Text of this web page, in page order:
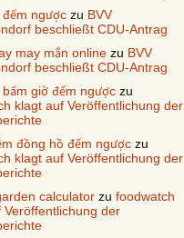
ngược zu BVV
beschließt CDU-Antrag
may mắn online zu BVV
beschließt CDU-Antrag
giờ đếm ngược zu
klagt auf Veröffentlichung der
đồng hồ đếm ngược zu
klagt auf Veröffentlichung der
calculator zu foodwatch
Veröffentlichung der